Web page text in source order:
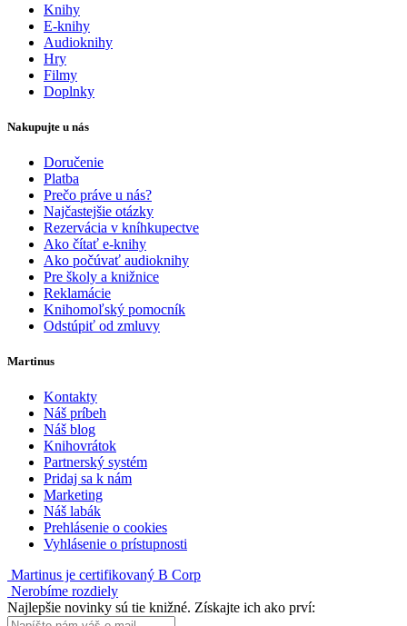
Knihy
E-knihy
Audioknihy
Hry
Filmy
Doplnky
Nakupujte u nás
Doručenie
Platba
Prečo práve u nás?
Najčastejšie otázky
Rezervácia v kníhkupectve
Ako čítať e-knihy
Ako počúvať audioknihy
Pre školy a knižnice
Reklamácie
Knihomoľský pomocník
Odstúpiť od zmluvy
Martinus
Kontakty
Náš príbeh
Náš blog
Knihovrátok
Partnerský systém
Pridaj sa k nám
Marketing
Náš labák
Prehlásenie o cookies
Vyhlásenie o prístupnosti
Martinus je certifikovaný B Corp
Nerobíme rozdiely
Najlepšie novinky sú tie knižné. Získajte ich ako prví: